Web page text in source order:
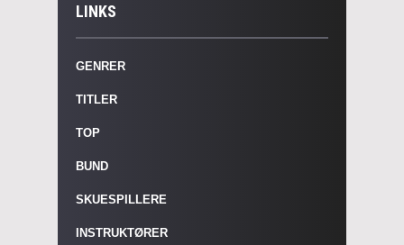
LINKS
GENRER
TITLER
TOP
BUND
SKUESPILLERE
INSTRUKTØRER